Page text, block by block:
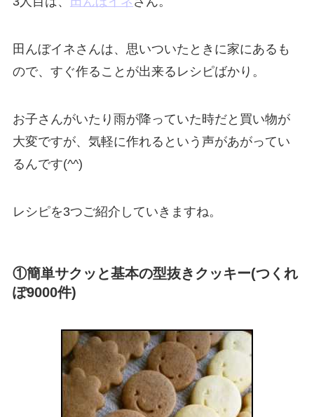
田んぼイネさんは、思いついたときに家にあるも
ので、すぐ作ることが出来るレシピばかり。
お子さんがいたり雨が降っていた時だと買い物が
大変ですが、気軽に作れるという声があがってい
るんです(^^)
レシピを3つご紹介していきますね。
①簡単サクッと基本の型抜きクッキー(つくれ
ぽ9000件)